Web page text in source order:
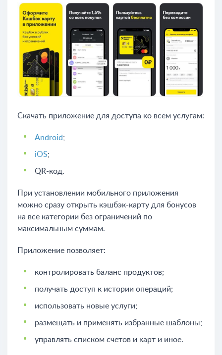
Скачать приложение для доступа ко всем услугам:
Android;
iOS;
QR-код.
При установлении мобильного приложения
можно сразу открыть кэшбэк-карту для бонусов
на все категории без ограничений по
максимальным суммам.
Приложение позволяет:
контролировать баланс продуктов;
получать доступ к истории операций;
использовать новые услуги;
размещать и применять избранные шаблоны;
управлять списком счетов и карт и иное.